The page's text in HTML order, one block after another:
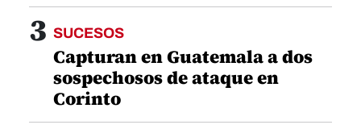
3 SUCESOS
Capturan en Guatemala a dos
sospechosos de ataque en
Corinto